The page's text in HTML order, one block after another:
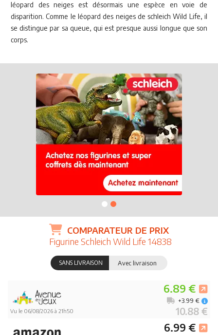
léopard des neiges est désormais une espèce en voie de
disparition. Comme le léopard des neiges de schleich Wild Life, il
se distingue par sa queue, qui est presque aussi longue que son
corps.
COMPARATEUR DE PRIX
Figurine Schleich Wild Life 14838
SANS LIVRAISON Avec livraison
Vu le 06/08/2026 à 21h50
6.89 €
10.88 €
+3.99 €
6.99 €